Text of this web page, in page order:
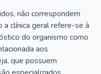
não correspondem
a clínica geral refere-se à
do organismo como
aos
que possuem